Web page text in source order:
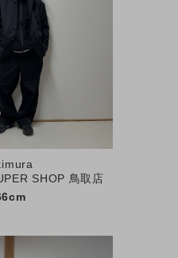
SHOP 鳥取店